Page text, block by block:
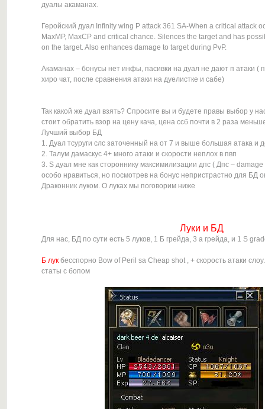
дуалы акаманах.
Геройский дуал Infinity wing P attack 361 SA-When a critical attack
MaxMP, MaxCP and critical chance. Silences the target and has
on the target. Also enhances damage to target during PvP.
Акаманах – бонусы нет инфы, пасивки на дуал не дают п атаки (
хиро чат, после сравнения атаки на дуелистке и сабе)
Так какой же дуал взять? Спросите вы и будете правы выбор у
стоит обратить взор на цену кача, цена ссб почти в 2 раза
Лучший выбор БД
1. Дуал тсуруги слс заточенный на от 7 и выше большая атака и
2. Талум дамаскус 4+ много атаки и скорости неплох в пвп
3. S дуал мне как стороннику максимилизации дпс ( Дпс –
особо нравиться, но посмотрев на бонус непристрастно для БД
Драконник луком. О луках мы поговорим ниже
Луки и БД
Для нас, БД по сути есть 5 луков, 1 Б грейда, 3 а грейда, и 1 S
Б лук бесспорно Bow of Peril sa Cheap shot , + скорость атаки слоу.
статы с бопом